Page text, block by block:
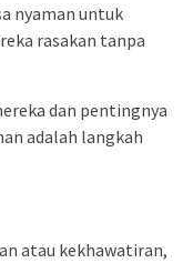
nyaman untuk
rasakan tanpa
dan pentingnya
adalah langkah
atau kekhawatiran,